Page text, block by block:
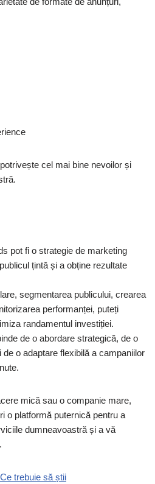
cel mai bine nevoilor și
pot fi o strategie de marketing
țintă și a obține rezultate
segmentarea publicului, crearea
performanței, puteți
randamentul investiției.
de o abordare strategică, de o
o adaptare flexibilă a campaniilor
mică sau o companie mare,
o platformă puternică pentru a
dumneavoastră și a vă
trebuie să știi